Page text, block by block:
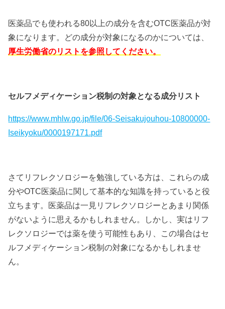
医薬品でも使われる80以上の成分を含むOTC医薬品が対
象になります。どの成分が対象になるのかについては、
厚生労働省のリストを参照してください。
セルフメディケーション税制の対象となる成分リスト
https://www.mhlw.go.jp/file/06-Seisakujouhou-10800000-
Iseikyoku/0000197171.pdf
さてリフレクソロジーを勉強している方は、これらの成
分やOTC医薬品に関して基本的な知識を持っていると役
立ちます。医薬品は一見リフレクソロジーとあまり関係
がないように思えるかもしれません。しかし、実はリフ
レクソロジーでは薬を使う可能性もあり、この場合はセ
ルフメディケーション税制の対象になるかもしれませ
ん。